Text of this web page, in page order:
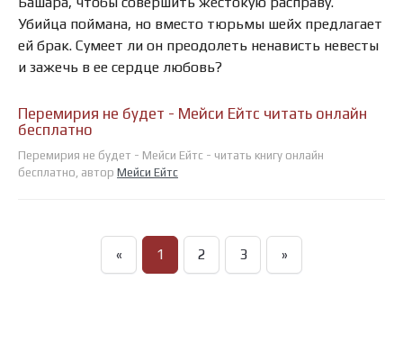
Убийца поймана, но вместо тюрьмы шейх предлагает
ей брак. Сумеет ли он преодолеть ненависть невесты
и зажечь в ее сердце любовь?
Перемирия не будет - Мейси Ейтс читать онлайн
бесплатно
Перемирия не будет - Мейси Ейтс - читать книгу онлайн
бесплатно, автор Мейси Ейтс
« 1 2 3 »